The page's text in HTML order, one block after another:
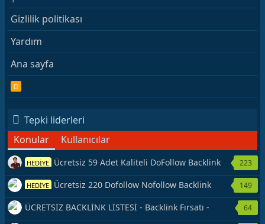
Gizlilik politikası
Yardım
Ana sayfa
R
S
Tepki liderleri
Konular
Kullanıcılar
HEDİYE Ücretsiz 59 Adet Kaliteli DoFollow Backlink
Kaynağı Veriyorum.
223
HEDİYE Ücretsiz 220 Dofollow Nofollow Backlink
Veriyorum
149
ÜCRETSİZ BACKLİNK LİSTESİ - Backlink Fırsatı -
Hemen Yetiş!
64